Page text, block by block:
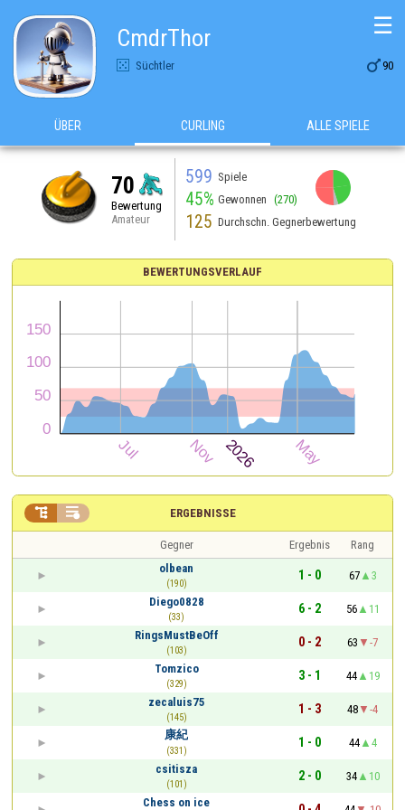
CmdrThor
Süchtler 90
☰
ÜBER CURLING ALLE SPIELE
70
Bewertung
Amateur
599 Spiele
45% Gewonnen (270)
125 Durchschn. Gegnerbewertung
BEWERTUNGSVERLAUF
ERGEBNISSE
 
Gegner Ergebnis
Rang
olbean
(190)
1 - 0 67
3
Diego0828
(33)
6 - 2 56
11
RingsMustBeOff
(103)
0 - 2 63
-7
Tomzico
(329)
3 - 1 44
19
zecaluis75
(145)
1 - 3 48
-4
康紀
(331)
1 - 0 44
4
csitisza
(101)
2 - 0 34
10
Chess on ice